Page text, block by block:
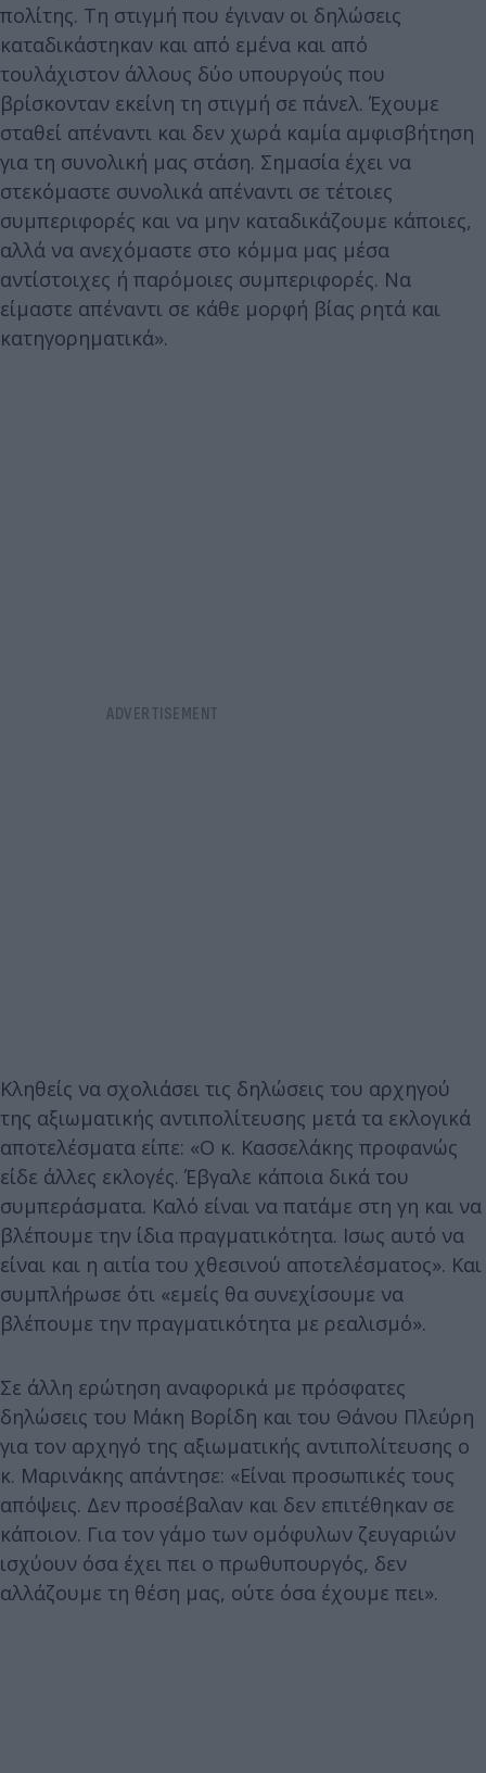
πολίτης. Τη στιγμή που έγιναν οι δηλώσεις
καταδικάστηκαν και από εμένα και από
τουλάχιστον άλλους δύο υπουργούς που
βρίσκονταν εκείνη τη στιγμή σε πάνελ. Έχουμε
σταθεί απέναντι και δεν χωρά καμία αμφισβήτηση
για τη συνολική μας στάση. Σημασία έχει να
στεκόμαστε συνολικά απέναντι σε τέτοιες
συμπεριφορές και να μην καταδικάζουμε κάποιες,
αλλά να ανεχόμαστε στο κόμμα μας μέσα
αντίστοιχες ή παρόμοιες συμπεριφορές. Να
είμαστε απέναντι σε κάθε μορφή βίας ρητά και
κατηγορηματικά».
Κληθείς να σχολιάσει τις δηλώσεις του αρχηγού
της αξιωματικής αντιπολίτευσης μετά τα εκλογικά
αποτελέσματα είπε: «Ο κ. Κασσελάκης προφανώς
είδε άλλες εκλογές. Έβγαλε κάποια δικά του
συμπεράσματα. Καλό είναι να πατάμε στη γη και να
βλέπουμε την ίδια πραγματικότητα. Ισως αυτό να
είναι και η αιτία του χθεσινού αποτελέσματος». Και
συμπλήρωσε ότι «εμείς θα συνεχίσουμε να
βλέπουμε την πραγματικότητα με ρεαλισμό».
Σε άλλη ερώτηση αναφορικά με πρόσφατες
δηλώσεις του Μάκη Βορίδη και του Θάνου Πλεύρη
για τον αρχηγό της αξιωματικής αντιπολίτευσης ο
κ. Μαρινάκης απάντησε: «Είναι προσωπικές τους
απόψεις. Δεν προσέβαλαν και δεν επιτέθηκαν σε
κάποιον. Για τον γάμο των ομόφυλων ζευγαριών
ισχύουν όσα έχει πει ο πρωθυπουργός, δεν
αλλάζουμε τη θέση μας, ούτε όσα έχουμε πει».